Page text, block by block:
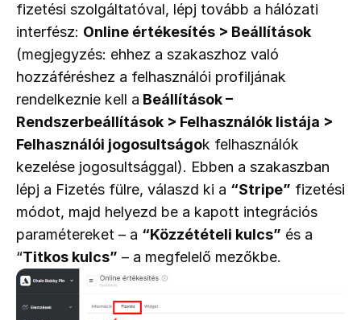
fizetési szolgáltatóval, lépj tovább a hálózati
interfész: Online értékesítés > Beállítások
(megjegyzés: ehhez a szakaszhoz való
hozzáféréshez a felhasználói profiljának
rendelkeznie kell a Beállítások –
Rendszerbeállítások > Felhasználók listája >
Felhasználói jogosultságok felhasználók
kezelése jogosultsággal). Ebben a szakaszban
lépj a Fizetés fülre, válaszd ki a “Stripe” fizetési
módot, majd helyezd be a kapott integrációs
paramétereket – a “Közzétételi kulcs” és a
“Titkos kulcs” – a megfelelő mezőkbe.